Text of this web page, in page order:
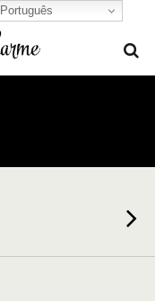
Português